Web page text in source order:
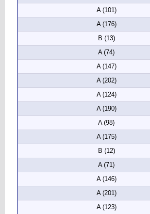
A (101)
A (176)
B (13)
A (74)
A (147)
A (202)
A (124)
A (190)
A (98)
A (175)
B (12)
A (71)
A (146)
A (201)
A (123)